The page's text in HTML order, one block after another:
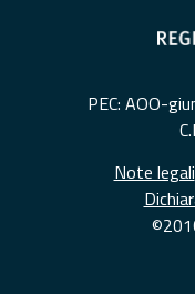
PEC: AOO-
Note legali